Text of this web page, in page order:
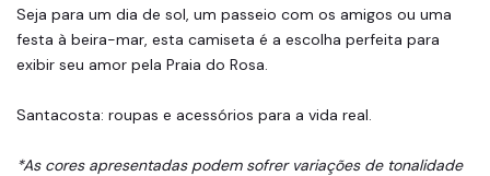
Seja para um dia de sol, um passeio com os amigos ou uma
festa à beira-mar, esta camiseta é a escolha perfeita para
exibir seu amor pela Praia do Rosa.
Santacosta: roupas e acessórios para a vida real.
*As cores apresentadas podem sofrer variações de tonalidade